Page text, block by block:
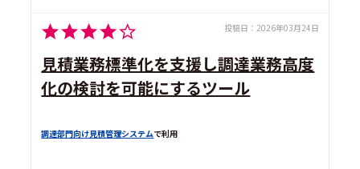
投稿日： 2026年03月24日
見積業務標準化を支援し調達業務高度
化の検討を可能にするツール
調達部門向け見積管理システムで利用